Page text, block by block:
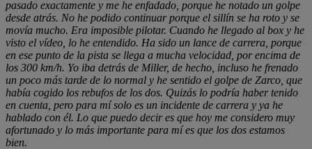
pasado exactamente y me he enfadado, porque he notado un golpe
desde atrás. No he podido continuar porque el sillín se ha roto y se
movía mucho. Era imposible pilotar. Cuando he llegado al box y he
visto el vídeo, lo he entendido. Ha sido un lance de carrera, porque
en ese punto de la pista se llega a mucha velocidad, por encima de
los 300 km/h. Yo iba detrás de Miller, de hecho, incluso he frenado
un poco más tarde de lo normal y he sentido el golpe de Zarco, que
había cogido los rebufos de los dos. Quizás lo podría haber tenido
en cuenta, pero para mí solo es un incidente de carrera y ya he
hablado con él. Lo que puedo decir es que hoy me considero muy
afortunado y lo más importante para mí es que los dos estamos
bien.